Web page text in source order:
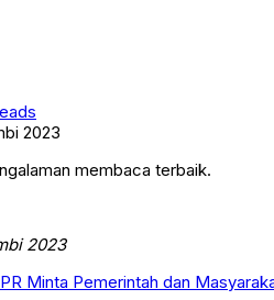
membaca terbaik.
2023
Minta Pemerintah dan